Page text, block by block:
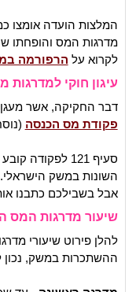
המלצות הועדה אומצו
מדרגות המס והופחתו
לקרוא על הרפורמה
עיגון חוקי למדרגות
דבר החקיקה, אשר
פקודת מס הכנסה
סעיף 121
השונות במשק
אבל בשבילכם כתבנו
שיעור מדרגות המס
להלן פירוט שיעורי
ההשתכרות במשק, נכון